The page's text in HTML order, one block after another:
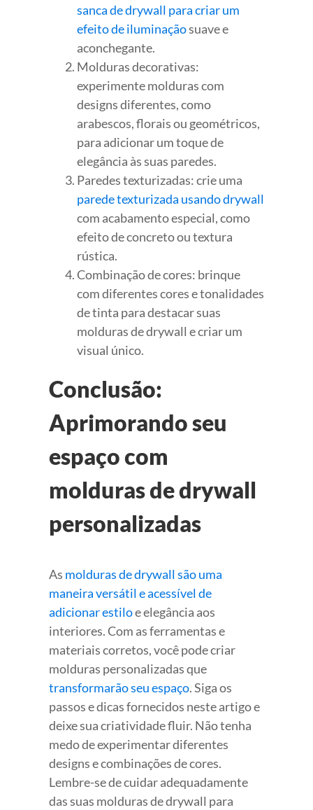
sanca de drywall para criar um
efeito de iluminaçãosuave e
aconchegante.
Molduras decorativas:
experimente molduras com
designs diferentes, como
arabescos, florais ou geométricos,
para adicionar um toque de
elegância às suas paredes.
Paredes texturizadas: crie uma
parede texturizada usando drywall
com acabamento especial, como
efeito de concreto ou textura
rústica.
Combinação de cores: brinque
com diferentes cores e tonalidades
de tinta para destacar suas
molduras de drywall e criar um
visual único.
Conclusão:
Aprimorando seu
espaço com
molduras de drywall
personalizadas
As molduras de drywall são uma
maneira versátil e acessível de
adicionar estiloe elegância aos
interiores. Com as ferramentas e
materiais corretos, você pode criar
molduras personalizadas que
transformarão seu espaço. Siga os
passos e dicas fornecidos neste artigo e
deixe sua criatividade fluir. Não tenha
medo de experimentar diferentes
designs e combinações de cores.
Lembre-se de cuidar adequadamente
das suas molduras de drywall para